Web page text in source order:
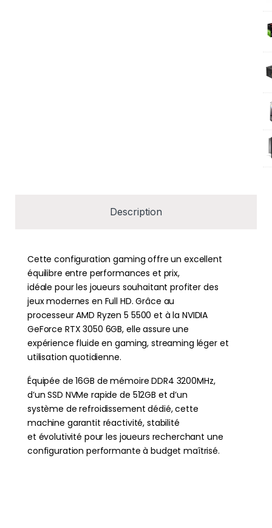
Description
Cette configuration gaming offre un excellent
équilibre entre performances et prix,
idéale pour les joueurs souhaitant profiter des
jeux modernes en Full HD. Grâce au
processeur AMD Ryzen 5 5500 et à la NVIDIA
GeForce RTX 3050 6GB, elle assure une
expérience fluide en gaming, streaming léger et
utilisation quotidienne.
Équipée de 16GB de mémoire DDR4 3200MHz,
d’un SSD NVMe rapide de 512GB et d’un
système de refroidissement dédié, cette
machine garantit réactivité, stabilité
et évolutivité pour les joueurs recherchant une
configuration performante à budget maîtrisé.